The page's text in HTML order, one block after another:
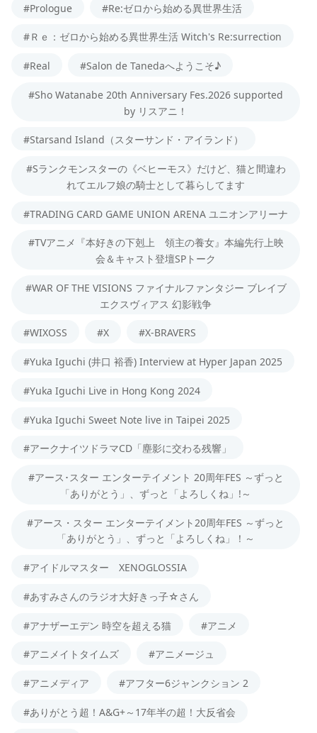
#Prologue #Re:ゼロから始める異世界生活
#Ｒｅ：ゼロから始める異世界生活 Witch's Re:surrection
#Real #Salon de Tanedaへようこそ♪
#Sho Watanabe 20th Anniversary Fes.2026 supported
by リスアニ！
#Starsand Island（スターサンド・アイランド）
#Sランクモンスターの《ベヒーモス》だけど、猫と間違わ
れてエルフ娘の騎士として暮らしてます
#TRADING CARD GAME UNION ARENA ユニオンアリーナ
#TVアニメ『本好きの下剋上 領主の養女』本編先行上映
会＆キャスト登壇SPトーク
#WAR OF THE VISIONS ファイナルファンタジー ブレイブ
エクスヴィアス 幻影戦争
#WIXOSS #X #X-BRAVERS
#Yuka Iguchi (井口 裕香) Interview at Hyper Japan 2025
#Yuka Iguchi Live in Hong Kong 2024
#Yuka Iguchi Sweet Note live in Taipei 2025
#アークナイツドラマCD「塵影に交わる残響」
#アース･スター エンターテイメント 20周年FES ～ずっと
「ありがとう」、ずっと「よろしくね」!～
#アース・スター エンターテイメント20周年FES ～ずっと
「ありがとう」、ずっと「よろしくね」！～
#アイドルマスター XENOGLOSSIA
#あすみさんのラジオ大好きっ子☆さん
#アナザーエデン 時空を超える猫 #アニメ
#アニメイトタイムズ #アニメージュ
#アニメディア #アフター6ジャンクション 2
#ありがとう超！A&G+～17年半の超！大反省会